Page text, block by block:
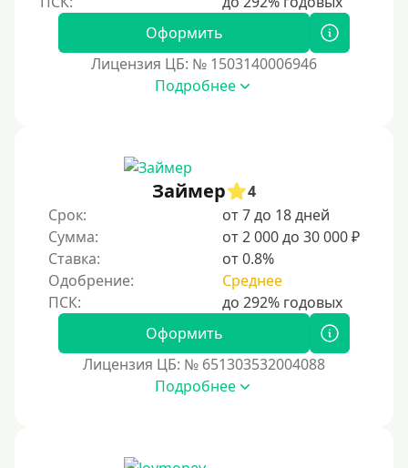
Оформить
Лицензия ЦБ: № 1503140006946
Подробнее
Займер
4
Срок:
от 7 до 18 дней
Сумма:
от 2 000 до 30 000 ₽
Ставка:
от 0.8%
Одобрение:
Среднее
Оформить
Лицензия ЦБ: № 651303532004088
Подробнее